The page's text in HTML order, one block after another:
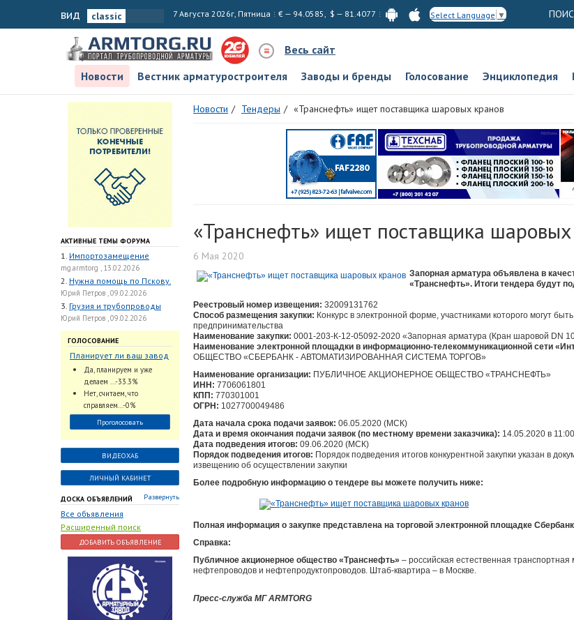
вид 7 Августа 2026г, Пятница € — 94.0585, $ — 81.4077 Select Language ▼
Весь сайт
Новости
Вестник арматуростроителя Заводы и бренды Голосование Энциклопедия
АКТИВНЫЕ ТЕМЫ ФОРУМА
1. Импортозамещение
mg.armtorg , 13.02.2026
2. Нужна помощь по Пскову.
Юрий Петров , 09.02.2026
3. Грузия и трубопроводы
Юрий Петров , 09.02.2026
ГОЛОСОВАНИЕ
Планирует ли ваш завод
использовать
промышленный
интеллект и цифровые
заказы для ускорения
обработки заказов и
оперативной отгрузки
продукции конечному
потребителю?
Да, планируем и уже
делаем ...-33.3%
Нет, считаем, что
справляем...-0%
Проголосовать
ВИДЕОХАБ
ЛИЧНЫЙ КАБИНЕТ
ДОСКА ОБЪЯВЛЕНИЙ Развернуть
Все объявления
Расширенный поиск
ДОБАВИТЬ ОБЪЯВЛЕНИЕ
Новости Тендеры «Транснефть» ищет поставщика шаровых кранов
«Транснефть» ищет поставщика
6 Мая 2020
Запорная арматура объявлена в
«Транснефть». Итоги тендера будут
Реестровый номер извещения: 32009131762
Способ размещения закупки: Конкурс в электронной форме, участниками которого могут
предпринимательства
Наименование закупки: 0001-203-К-12-05092-2020 «Запорная арматура (Кран шаровой DN
Наименование электронной площадки в информационно-телекоммуникационной сети
ОБЩЕСТВО «СБЕРБАНК - АВТОМАТИЗИРОВАННАЯ СИСТЕМА ТОРГОВ»
Наименование организации: ПУБЛИЧНОЕ АКЦИОНЕРНОЕ ОБЩЕСТВО «ТРАНСНЕФТЬ»
ИНН: 7706061801
КПП: 770301001
ОГРН: 1027700049486
Дата начала срока подачи заявок: 06.05.2020 (МСК)
Дата и время окончания подачи заявок (по местному времени заказчика): 14.05.2020 в
Дата подведения итогов: 09.06.2020 (МСК)
Порядок подведения итогов: Порядок подведения итогов конкурентной закупки указан в
извещению об осуществлении закупки
Более подробную информацию о тендере вы можете получить ниже:
Полная информация о закупке представлена на торговой электронной площадке
Справка:
Публичное акционерное общество «Транснефть» ‒ российская естественная
нефтепроводов и нефтепродуктопроводов. Штаб-квартира ‒ в Москве.
Пресс-служба МГ ARMTORG